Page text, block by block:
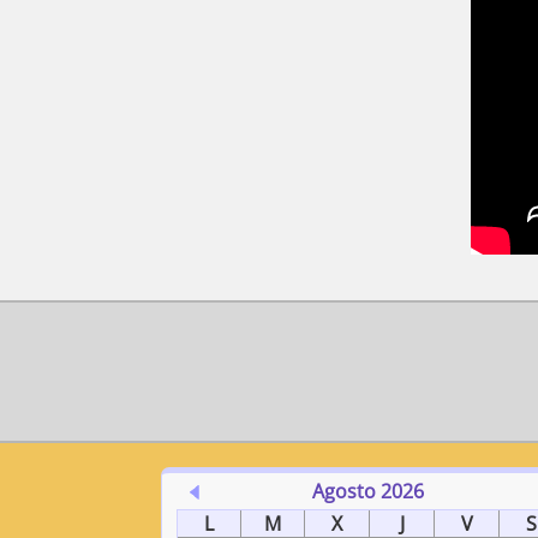
Agosto 2026
L
M X J V S